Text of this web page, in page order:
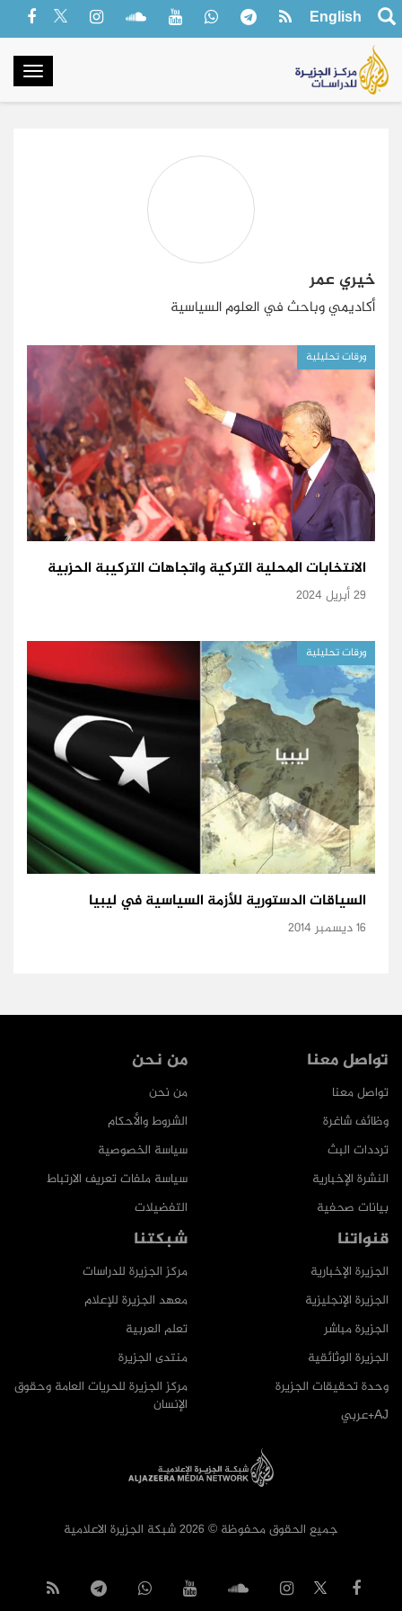
English
خيري عمر
أكاديمي وباحث في العلوم السياسية
ورقات تحليلية
الانتخابات المحلية التركية واتجاهات التركيبة الحزبية
29 أبريل 2024
ورقات تحليلية
السياقات الدستورية للأزمة السياسية في ليبيا
16 ديسمبر 2014
من نحن
من نحن
الشروط والأحكام
سياسة الخصوصية
سياسة ملفات تعريف الارتباط
التفضيلات
تواصل معنا
تواصل معنا
وظائف شاغرة
ترددات البث
النشرة الإخبارية
بيانات صحفية
شبكتنا
مركز الجزيرة للدراسات
معهد الجزيرة للإعلام
تعلم العربية
منتدى الجزيرة
مركز الجزيرة للحريات العامة وحقوق
الإنسان
قنواتنا
الجزيرة الإخبارية
الجزيرة الإنجليزية
الجزيرة مباشر
الجزيرة الوثائقية
وحدة تحقيقات الجزيرة
AJ+عربي
جميع الحقوق محفوظة © 2026 شبكة الجزيرة الاعلامية